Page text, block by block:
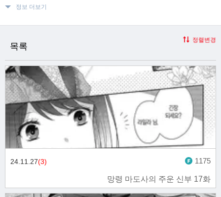
정보 더보기
목록
정렬변경
망령 마도사의 주운 신부 17화
24.11.27(3) 1175